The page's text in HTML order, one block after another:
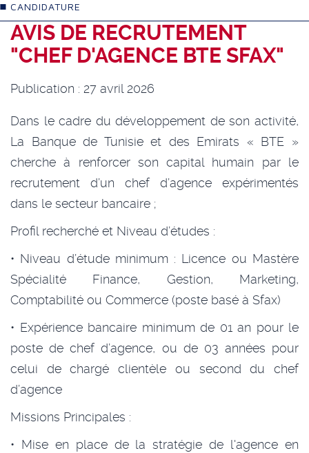
CANDIDATURE
AVIS DE RECRUTEMENT
"CHEF D'AGENCE BTE SFAX"
Publication : 27 avril 2026
Dans le cadre du développement de son activité,
La Banque de Tunisie et des Emirats « BTE »
cherche à renforcer son capital humain par le
recrutement d’un chef d’agence expérimentés
dans le secteur bancaire ;
Profil recherché et Niveau d’études :
• Niveau d’étude minimum : Licence ou Mastère
Spécialité Finance, Gestion, Marketing,
Comptabilité ou Commerce (poste basé à Sfax)
• Expérience bancaire minimum de 01 an pour le
poste de chef d’agence, ou de 03 années pour
celui de chargé clientèle ou second du chef
d’agence
Missions Principales :
• Mise en place de la stratégie de l'agence en